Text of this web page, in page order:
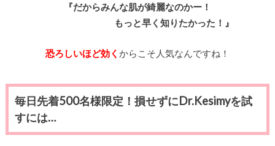
『だからみんな肌が綺麗なのかー！
もっと早く知りたかった！』
恐ろしいほど効く からこそ人気なんですね！
毎日先着500名様限定！損せずにDr.Kesimyを試
すには…